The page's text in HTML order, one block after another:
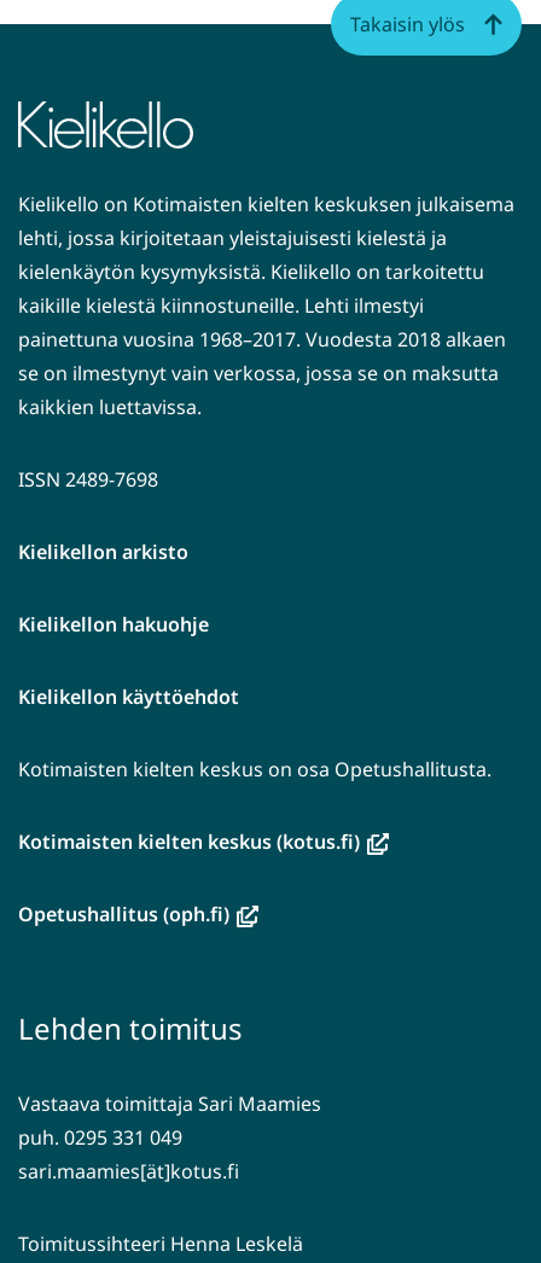
Kielikello on Kotimaisten kielten keskuksen julkaisema
lehti, jossa kirjoitetaan yleistajuisesti kielestä ja
kielenkäytön kysymyksistä. Kielikello on tarkoitettu
kaikille kielestä kiinnostuneille. Lehti ilmestyi
painettuna vuosina 1968–2017. Vuodesta 2018 alkaen
se on ilmestynyt vain verkossa, jossa se on maksutta
kaikkien luettavissa.
ISSN 2489-7698
Kielikellon arkisto
Kielikellon hakuohje
Kielikellon käyttöehdot
Kotimaisten kielten keskus on osa Opetushallitusta.
Kotimaisten kielten keskus (kotus.fi)(avautuu
Opetushallitus (oph.fi)(avautuu
toiseen
Lehden toimitus
Vastaava toimittaja Sari Maamies
puh. 0295 331 049
sari.maamies[ät]kotus.fi
Toimitussihteeri Henna Leskelä
Takaisin ylös